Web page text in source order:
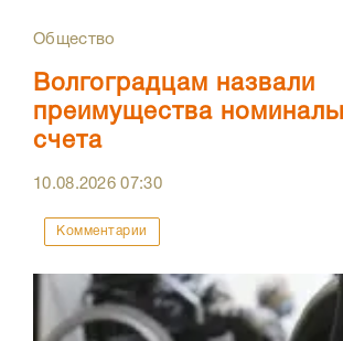
Общество
Волгоградцам назвали
преимущества
счета
10.08.202607:30
Комментарии